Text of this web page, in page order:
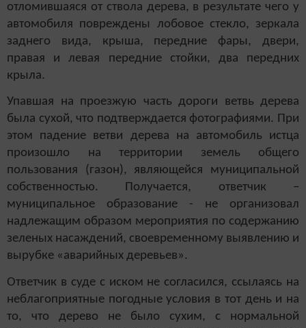
отломившаяся от ствола дерева, в результате чего у
автомобиля повреждены лобовое стекло, зеркала
заднего вида, крыша, передние фары, двери,
правая и левая передние стойки, два передних
крыла.
Упавшая на проезжую часть дороги ветвь дерева
была сухой, что подтверждается фотографиями. При
этом падение ветви дерева на автомобиль истца
произошло на территории земель общего
пользования (газон), являющейся муниципальной
собственностью. Получается, ответчик –
муниципальное образование - не организовал
надлежащим образом мероприятия по содержанию
зеленых насаждений, своевременному выявлению и
вырубке «аварийных деревьев».
Ответчик в суде с иском не согласился, ссылаясь на
неблагоприятные погодные условия в тот день и на
то, что дерево не было сухим, с нормальной